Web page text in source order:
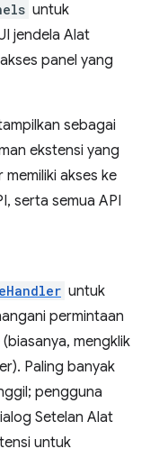
untuk
jendela Alat
panel yang
sebagai
ekstensi yang
akses ke
serta semua API
untuk
permintaan
mengklik
Paling banyak
pengguna
Setelan Alat
untuk